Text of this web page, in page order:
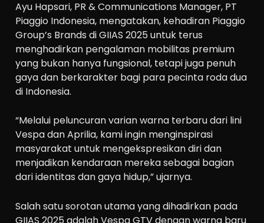
Ayu Hapsari, PR & Communications Manager, PT
Piaggio Indonesia, mengatakan, kehadiran Piaggio
Group’s Brands di GIIAS 2025 untuk terus
menghadirkan pengalaman mobilitas premium
yang bukan hanya fungsional, tetapi juga penuh
gaya dan berkarakter bagi para pecinta roda dua
di Indonesia.
“Melalui peluncuran varian warna terbaru dari lini
Vespa dan Aprilia, kami ingin menginspirasi
masyarakat untuk mengekspresikan diri dan
menjadikan kendaraan mereka sebagai bagian
dari identitas dan gaya hidup,” ujarnya.
Salah satu sorotan utama yang dihadirkan pada
GIIAS 2025 adalah Vespa GTV dengan warna baru